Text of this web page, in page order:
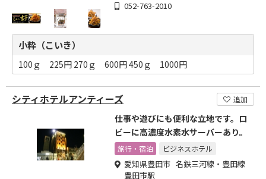
052-763-2010
小粋（こいき）
100ｇ 225円 270ｇ 600円 450ｇ 1000円
シティホテルアンティーズ 追加
仕事や遊びにも便利な立地です。ロ
ビーに高濃度水素水サーバーあり。
旅行・宿泊 ビジネスホテル
愛知県豊田市 名鉄三河線・豊田線
豊田市駅